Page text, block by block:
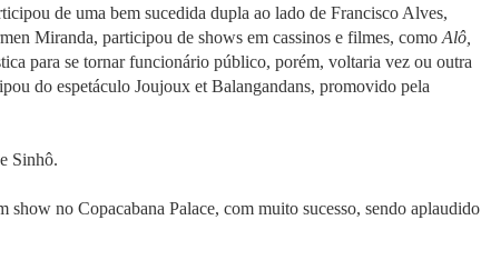
de uma bem sucedida dupla ao lado de Francisco Alves,
Miranda, participou de shows em cassinos e filmes, comoAlô,
para se tornar funcionário público, porém, voltaria vez ou outra
do espetáculo Joujoux et Balangandans, promovido pela
Sinhô.
no Copacabana Palace, com muito sucesso, sendo aplaudido